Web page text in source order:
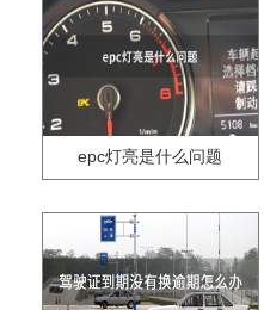
epc灯亮是什么问题